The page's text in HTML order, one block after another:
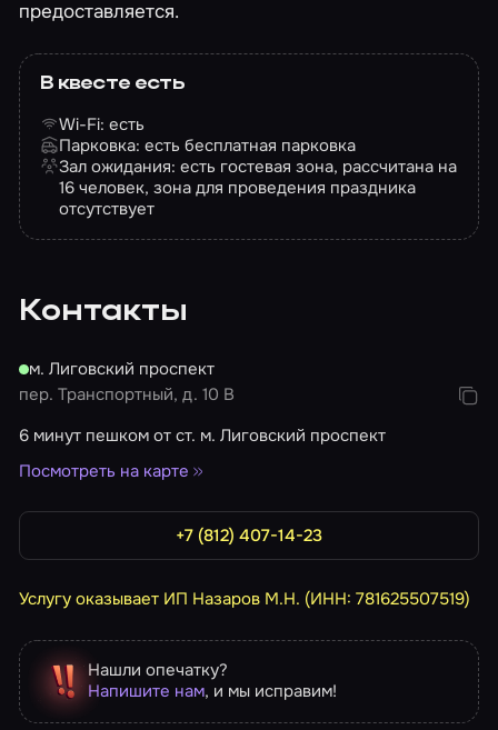
предоставляется.
В квесте есть
Wi-Fi: есть
Парковка: есть бесплатная парковка
Зал ожидания: есть гостевая зона, рассчитана на
16 человек, зона для проведения праздника
отсутствует
Контакты
м. Лиговский проспект
пер. Транспортный, д. 10 В
6 минут пешком от ст. м. Лиговский проспект
Посмотреть на карте
+7 (812) 407-14-23
Услугу оказывает ИП Назаров М.Н. (ИНН: 781625507519)
Нашли опечатку?
Напишите нам, и мы исправим!